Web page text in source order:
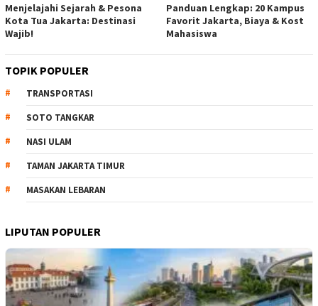
Menjelajahi Sejarah & Pesona
Kota Tua Jakarta: Destinasi
Wajib!
Panduan Lengkap: 20 Kampus
Favorit Jakarta, Biaya & Kost
Mahasiswa
TOPIK POPULER
TRANSPORTASI
SOTO TANGKAR
NASI ULAM
TAMAN JAKARTA TIMUR
MASAKAN LEBARAN
LIPUTAN POPULER